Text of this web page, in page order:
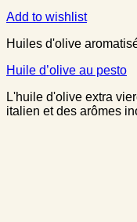
Add to wishlist
Huiles d'olive
Huile d’olive au pesto
L'huile d'olive extra
italien et des arômes